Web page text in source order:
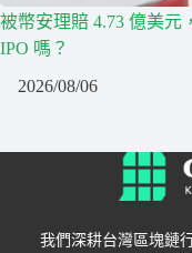
被幣安理賠 4.73 億美元
IPO 嗎？
2026/08/06
我們深耕台灣區塊鏈